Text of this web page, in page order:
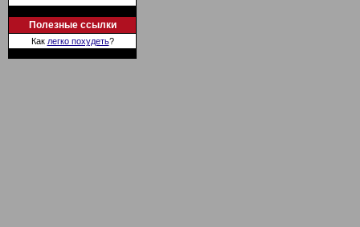
Полезные ссылки
Как легко похудеть?